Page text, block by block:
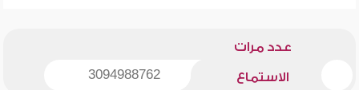
عدد مرات
الاستماع 3094988762